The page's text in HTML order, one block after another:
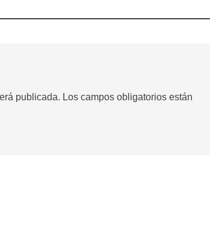
publicada. Los campos obligatorios están